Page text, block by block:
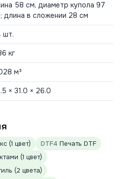
58 см, диаметр купола 97
длина в сложении 28 см
шт.
кг
м³
× 31.0 × 26.0
(1 цвет) DTF4 Печать DTF
(1 цвет)
(2 цвета)